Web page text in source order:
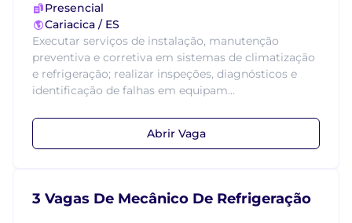
Presencial
Cariacica / ES
Executar serviços de instalação, manutenção
preventiva e corretiva em sistemas de climatização
e refrigeração; realizar inspeções, diagnósticos e
identificação de falhas em equipam...
Abrir Vaga
3 Vagas De Mecânico De Refrigeração